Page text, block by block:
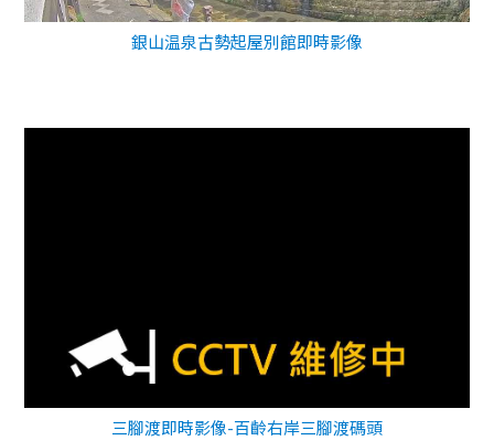
銀山温泉古勢起屋別館即時影像
三腳渡即時影像-百齡右岸三腳渡碼頭